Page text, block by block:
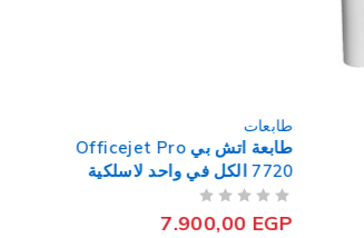
طابعات
طابعة اتش بي Officejet Pro
7720 الكل في واحد لاسلكية
ألوان (طباعة - نسخ - مسح ضوئي
- فاكس)7.900,00 EGP